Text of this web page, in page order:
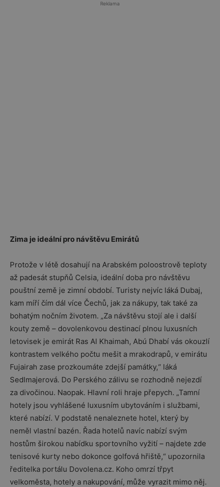
Reklama
Zima je ideální pro návštěvu Emirátů
Protože v létě dosahují na Arabském poloostrově teploty
až padesát stupňů Celsia, ideální doba pro návštěvu
pouštní země je zimní období. Turisty nejvíc láká Dubaj,
kam míří čím dál více Čechů, jak za nákupy, tak také za
bohatým nočním životem. „Za návštěvu stojí ale i další
kouty země – dovolenkovou destinací plnou luxusních
letovisek je emirát Ras Al Khaimah, Abú Dhabí vás okouzlí
kontrastem velkého počtu mešit a mrakodrapů, v emirátu
Fujairah zase prozkoumáte zdejší památky,“ láká
Sedlmajerová. Do Perského zálivu se rozhodně nejezdí
za divočinou. Naopak. Hlavní roli hraje přepych. „Tamní
hotely jsou vyhlášené luxusním ubytováním i službami,
které nabízí. V podstatě nenaleznete hotel, který by
neměl vlastní bazén. Řada hotelů navíc nabízí svým
hostům širokou nabídku sportovního vyžití – najdete zde
tenisové kurty nebo dokonce golfová hřiště,“ upozornila
ředitelka portálu Dovolena.cz. Koho omrzí třpyt
velkoměsta, hotely a nakupování, může vyrazit mimo něj.